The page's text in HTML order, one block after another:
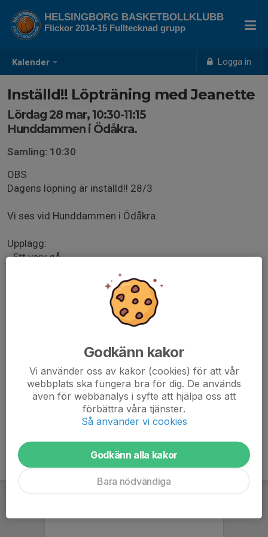
Kalender Logga in
HELSINGBORG BASKETBOLLKLUBB
Flickor 2014-15 Fulltecknad grupp
Inställd!! Löpträning med Jeanette
Lördag 28 mar, 10:30-11:15
Hunddammen i Ödåkra.
Samling: 10:30
OBS
Dagens löpning är inställd!! 28/3
Vi ses vid Hunddammen i Ödåkra.
Upplägg:
- Ett varv gå
- detta är frivilligt. Viktigt att tjejen ska vilja delta!
/ Jeanette
Godkänn kakor
Vi använder oss av kakor (cookies) för att vår
webbplats ska fungera bra för dig. De används
även för webbanalys i syfte att hjälpa oss att
förbättra våra tjänster.
Så använder vi cookies
Godkänn alla kakor
Bara nödvändiga